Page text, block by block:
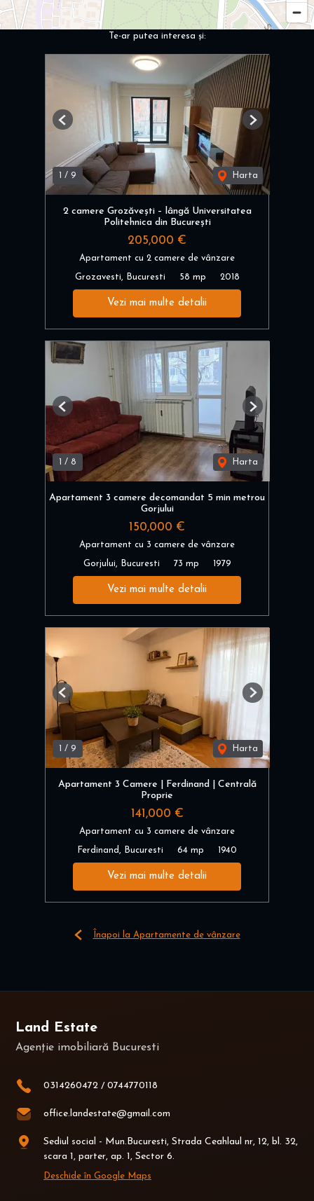
Te-ar putea interesa și:
/ 9 Harta
Previous Next
2 camere Grozăvești – lângă Universitatea
Politehnica din București
205,000 €
Apartament cu 2 camere de vânzare
Grozavesti, Bucuresti 58 mp 2018
Vezi mai multe detalii
1 / 8 Harta
Previous Next
Apartament 3 camere decomandat 5 min metrou
Gorjului
150,000 €
Apartament cu 3 camere de vânzare
Gorjului, Bucuresti 73 mp 1979
Vezi mai multe detalii
1 / 9 Harta
Previous Next
Apartament 3 Camere | Ferdinand | Centrală
Proprie
141,000 €
Apartament cu 3 camere de vânzare
Ferdinand, Bucuresti 64 mp 1940
Vezi mai multe detalii
Înapoi la Apartamente de vânzare
Land Estate
Agenție imobiliară Bucuresti
0314260472 / 0744770118
office.landestate@gmail.com
Sediul social - Mun.Bucuresti, Strada Ceahlaul nr, 12, bl. 32,
scara 1, parter, ap. 1, Sector 6.
Deschide în Google Maps